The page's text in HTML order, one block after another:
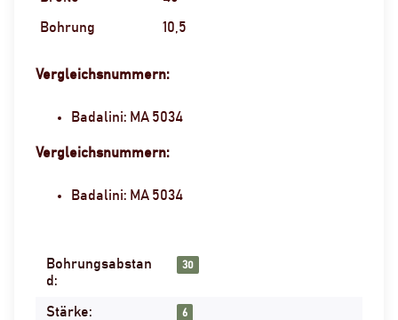
Bohrung 10,5
Vergleichsnummern:
Badalini: MA 5034
Vergleichsnummern:
Badalini: MA 5034
Produkteigenschaft
Wert
Bohrungsabstan
d:
30
Stärke: 6